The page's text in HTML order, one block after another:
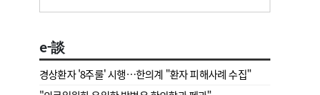
e-談
경상환자 '8주룰' 시행…한의계 "환자 피해사례 수집"